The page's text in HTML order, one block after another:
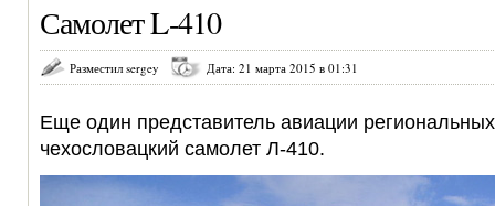
Самолет L-410
Разместил sergey Дата: 21 марта 2015 в 01:31
Еще один представитель авиации
чехословацкий самолет Л-410.